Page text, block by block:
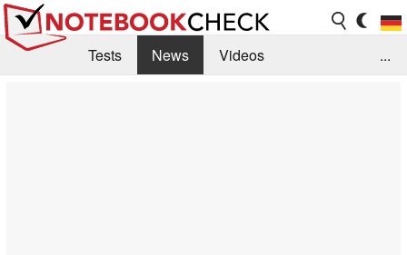
Tests News
Videos
...